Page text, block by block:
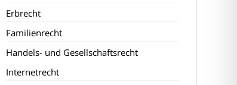
Erbrecht
Familienrecht
Handels- und Gesellschaftsrecht
Internetrecht